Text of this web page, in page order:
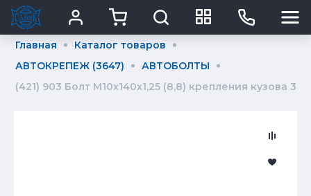
Главная
Каталог товаров
АВТОКРЕПЕЖ (3647)
АВТОБОЛТЫ
(421) 903 Болт М10x140x1,25 (8,8) крепления кузова